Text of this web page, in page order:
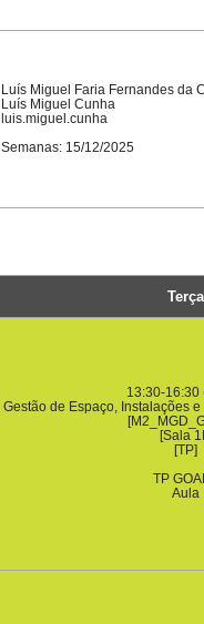
Luís Miguel Faria Fernandes da
Luís Miguel Cunha
luis.miguel.cunha
Semanas: 15/12/2025
Terça
13:30-16:30
Gestão de Espaço, Instalações
[Sala
[TP]
TP
Aula